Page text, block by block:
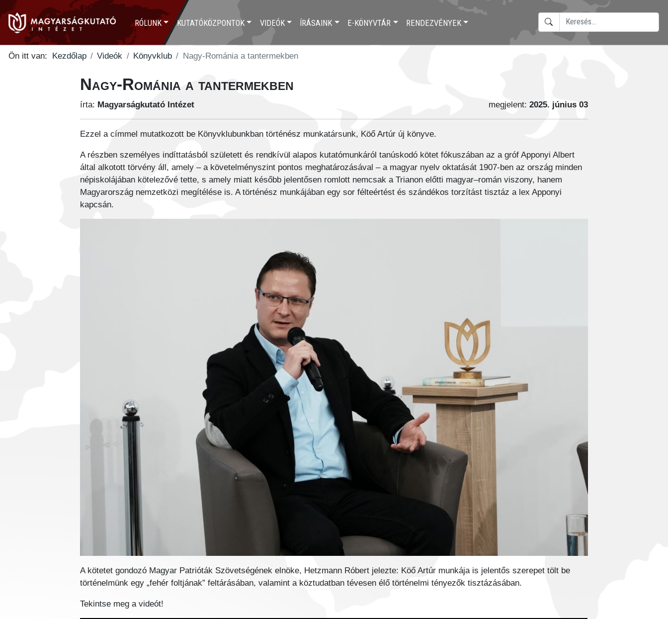
RÓLUNK KUTATÓKÖZPONTOK VIDEÓK ÍRÁSAINK E-KÖNYVTÁR RENDEZVÉNYEK KERESÉS
Ön itt van:
Kezdőlap Videók Könyvklub Nagy-Románia a tantermekben
Nagy-Románia a tantermekben
írta: Magyarságkutató Intézet megjelent: 2025. június 03
Ezzel a címmel mutatkozott be Könyvklubunkban történész munkatársunk, Köő Artúr új könyve.
A részben személyes indíttatásból született és rendkívül alapos kutatómunkáról tanúskodó kötet fókuszában az a gróf Apponyi Albert
által alkotott törvény áll, amely – a követelményszint pontos meghatározásával – a magyar nyelv oktatását 1907-ben az ország minden
népiskolájában kötelezővé tette, s amely miatt később jelentősen romlott nemcsak a Trianon előtti magyar–román viszony, hanem
Magyarország nemzetközi megítélése is. A történész munkájában egy sor félteértést és szándékos torzítást tisztáz a lex Apponyi
kapcsán.
A kötetet gondozó Magyar Patrióták Szövetségének elnöke, Hetzmann Róbert jelezte: Köő Artúr munkája is jelentős szerepet tölt be
történelmünk egy „fehér foltjának” feltárásában, valamint a köztudatban tévesen élő történelmi tényezők tisztázásában.
Tekintse meg a videót!